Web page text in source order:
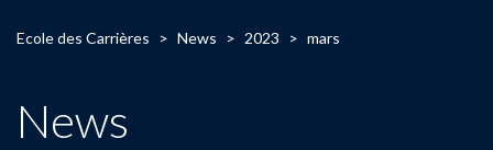
Ecole des Carrières > News > 2023 > mars
News